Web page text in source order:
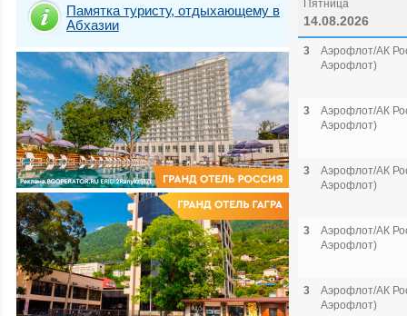
Памятка туристу, отдыхающему в
Абхазии
Пятница
14.08.2026
3
Аэрофлот/АК
Аэрофлот)
3
Аэрофлот/АК
Аэрофлот)
3
Аэрофлот/АК
Аэрофлот)
3
Аэрофлот/АК
Аэрофлот)
3
Аэрофлот/АК
Аэрофлот)